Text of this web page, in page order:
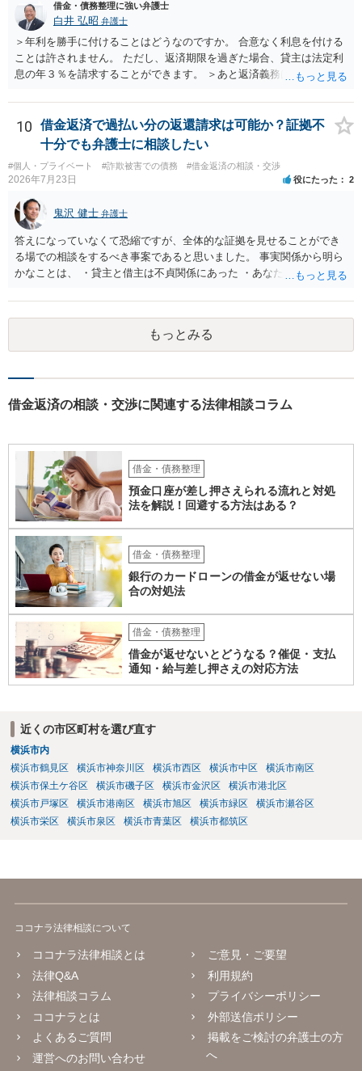
借金・債務整理に強い弁護士
白井 弘昭 弁護士
＞年利を勝手に付けることはどうなのですか。 合意なく利息を付ける
ことは許されません。 ただし、返済期限を過ぎた場合、貸主は法定利
息の年３％を請求することができます。 ＞あと返済義務はありますか
りたお金は返さなければいけませんし、勝手につけた利息は返済不要
です。 以上、ご参考まで。
10
借金返済で過払い分の返還請求は可能か？証拠不
十分でも弁護士に相談したい
#個人・プライベート #詐欺被害での債務 #借金返済の相談・交渉
2026年7月23日 役にたった 2
鬼沢 健士 弁護士
答えになっていなくて恐縮ですが、全体的な証拠を見せることができ
る場での相談をするべき事案であると思いました。 事実関係から明ら
かなことは、 ・貸主と借主は不貞関係にあった ・あなたから相手に金
想されるのは、 ・もらったものだ ・貸したかもしれないが、不法原因
給付ではない でしょう。 書かれた情報だけからは、不法原因給付であ
るといえそうなものはありませんでした。 不貞当事者間での貸金だか
らといって不法原因給付になるわけではありません。 あなたが性行為
もっとみる
借金返済の相談・交渉に関連する法律相談コラム
借金・債務整理
預金口座が差し押さえられる流れと対処
法を解説！回避する方法はある？
借金・債務整理
銀行のカードローンの借金が返せない場
合の対処法
借金・債務整理
借金が返せないとどうなる？催促・支払
通知・給与差し押さえの対応方法
近くの市区町村を選び直す
横浜市内
横浜市鶴見区
横浜市神奈川区 横浜市西区 横浜市中区
横浜市南区
横浜市保土ケ谷区
横浜市磯子区 横浜市金沢区
横浜市港北区
横浜市戸塚区
横浜市港南区 横浜市旭区 横浜市緑区
横浜市瀬谷区
横浜市栄区
横浜市泉区 横浜市青葉区 横浜市都筑区
ココナラ法律相談について
ココナラ法律相談とは
法律Q&A
法律相談コラム
ココナラとは
よくあるご質問
運営へのお問い合わせ
ご意見・ご要望
利用規約
プライバシーポリシー
外部送信ポリシー
掲載をご検討の弁護士の方
へ